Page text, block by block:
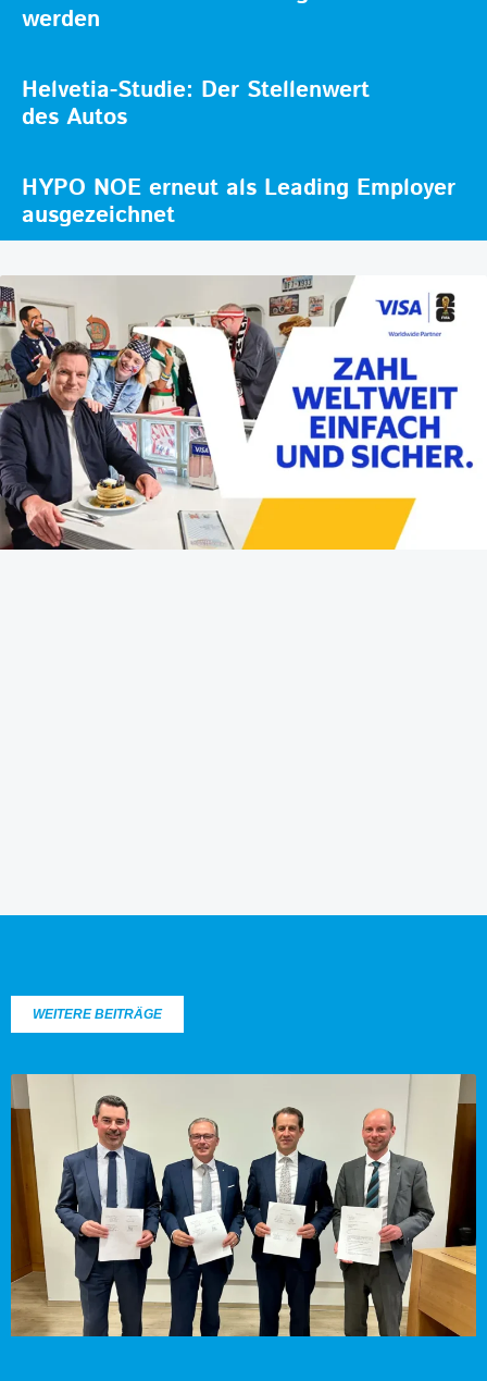
werden
Helvetia-Studie: Der Stellenwert
des Autos
HYPO NOE erneut als Leading Employer
ausgezeichnet
WEITERE BEITRÄGE